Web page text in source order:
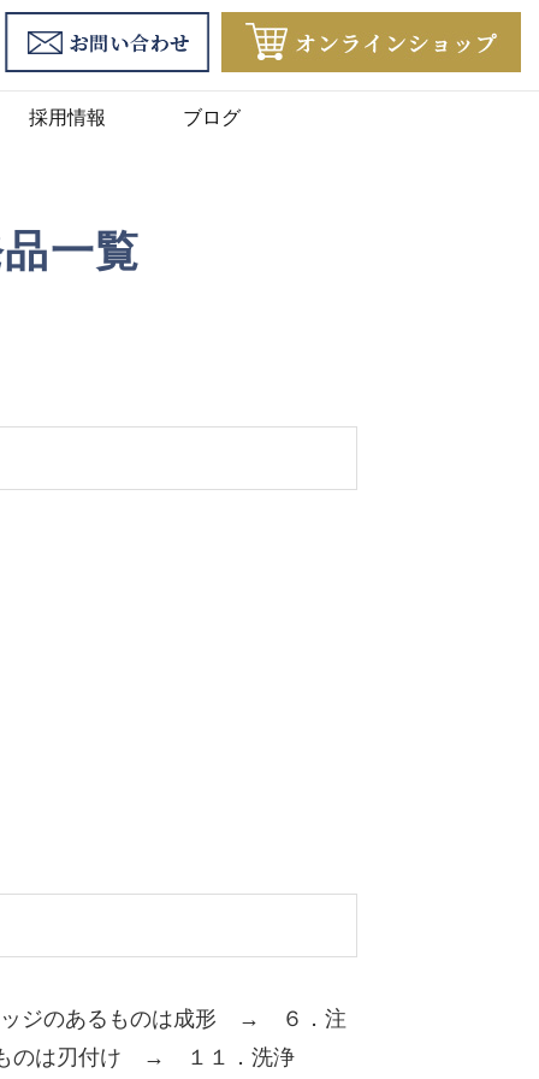
採用情報 ブログ
一覧
のあるものは成形 → ６．注
のは刃付け → １１．洗浄